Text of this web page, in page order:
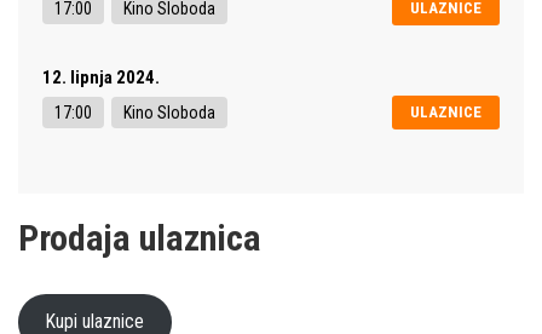
ULAZNICE
17:00 Kino Sloboda
12. lipnja 2024.
ULAZNICE
17:00 Kino Sloboda
Prodaja ulaznica
Kupi ulaznice